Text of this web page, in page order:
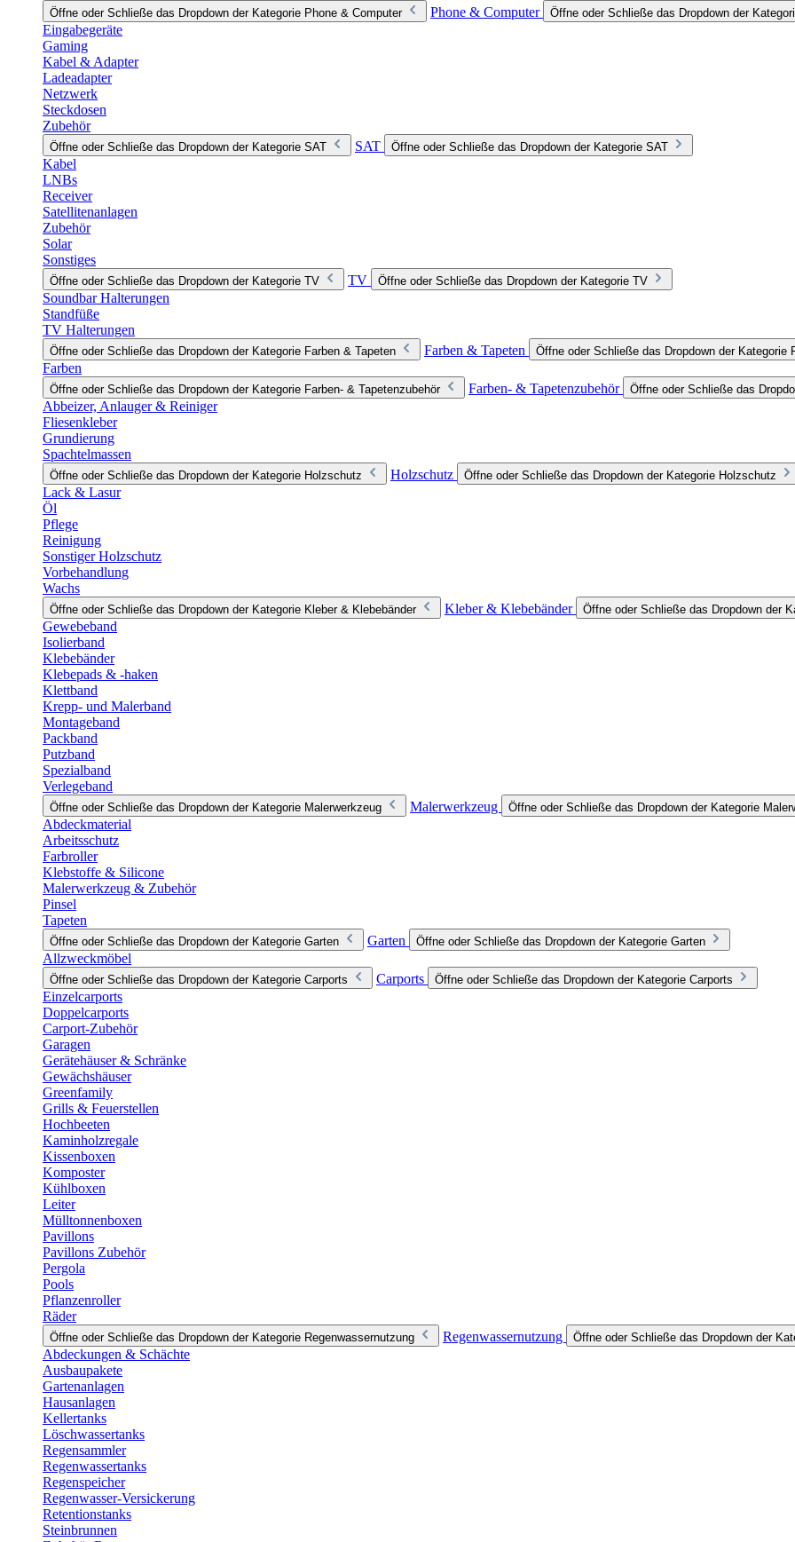
Öffne oder Schließe das Dropdown der Kategorie Phone & Computer Phone & Computer Öffne oder Schließe das Dropdown der
Eingabegeräte
Gaming
Kabel & Adapter
Ladeadapter
Netzwerk
Steckdosen
Zubehör
Öffne oder Schließe das Dropdown der Kategorie SAT SAT Öffne oder Schließe das Dropdown der Kategorie SAT
Kabel
LNBs
Receiver
Satellitenanlagen
Zubehör
Solar
Sonstiges
Öffne oder Schließe das Dropdown der Kategorie TV TV Öffne oder Schließe das Dropdown der Kategorie TV
Soundbar Halterungen
Standfüße
TV Halterungen
Öffne oder Schließe das Dropdown der Kategorie Farben & Tapeten Farben & Tapeten Öffne oder Schließe das Dropdown der Kategorie
Farben
Öffne oder Schließe das Dropdown der Kategorie Farben- & Tapetenzubehör Farben- & Tapetenzubehör Öffne oder Schließe das
Abbeizer, Anlauger & Reiniger
Fliesenkleber
Grundierung
Spachtelmassen
Öffne oder Schließe das Dropdown der Kategorie Holzschutz Holzschutz Öffne oder Schließe das Dropdown der Kategorie Holzschutz
Lack & Lasur
Öl
Pflege
Reinigung
Sonstiger Holzschutz
Vorbehandlung
Wachs
Öffne oder Schließe das Dropdown der Kategorie Kleber & Klebebänder Kleber & Klebebänder Öffne oder Schließe das Dropdown der
Gewebeband
Isolierband
Klebebänder
Klebepads & -haken
Klettband
Krepp- und Malerband
Montageband
Packband
Putzband
Spezialband
Verlegeband
Öffne oder Schließe das Dropdown der Kategorie Malerwerkzeug Malerwerkzeug Öffne oder Schließe das Dropdown der Kategorie
Abdeckmaterial
Arbeitsschutz
Farbroller
Klebstoffe & Silicone
Malerwerkzeug & Zubehör
Pinsel
Tapeten
Öffne oder Schließe das Dropdown der Kategorie Garten Garten Öffne oder Schließe das Dropdown der Kategorie Garten
Allzweckmöbel
Öffne oder Schließe das Dropdown der Kategorie Carports Carports Öffne oder Schließe das Dropdown der Kategorie Carports
Einzelcarports
Doppelcarports
Carport-Zubehör
Garagen
Gerätehäuser & Schränke
Gewächshäuser
Greenfamily
Grills & Feuerstellen
Hochbeeten
Kaminholzregale
Kissenboxen
Komposter
Kühlboxen
Leiter
Mülltonnenboxen
Pavillons
Pavillons Zubehör
Pergola
Pools
Pflanzenroller
Räder
Öffne oder Schließe das Dropdown der Kategorie Regenwassernutzung Regenwassernutzung Öffne oder Schließe das Dropdown der
Abdeckungen & Schächte
Ausbaupakete
Gartenanlagen
Hausanlagen
Kellertanks
Löschwassertanks
Regensammler
Regenwassertanks
Regenspeicher
Regenwasser-Versickerung
Retentionstanks
Steinbrunnen